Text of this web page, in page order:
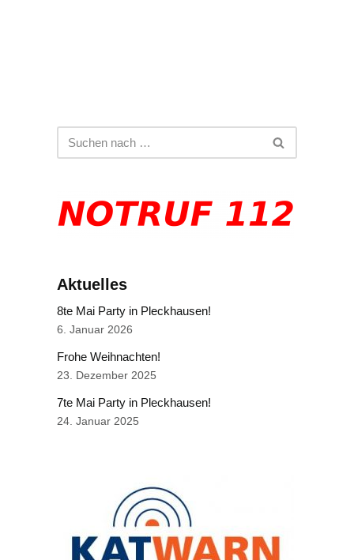
Aktuelles
8te Mai Party in Pleckhausen!
6. Januar 2026
Frohe Weihnachten!
23. Dezember 2025
7te Mai Party in Pleckhausen!
24. Januar 2025